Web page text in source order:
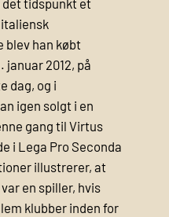
tidspunkt et
han købt
januar 2012, på
dag, og i
igen solgt i en
gang til Virtus
i Lega Pro Seconda
illustrerer, at
en spiller, hvis
klubber inden for